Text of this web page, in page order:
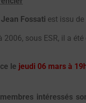
Jean Fossati est issu
2006, sous ESR, il a
le jeudi 06 mars à
intéressés